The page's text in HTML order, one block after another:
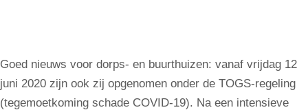
Goed nieuws voor dorps- en buurthuizen: vanaf vrijdag 12
juni 2020 zijn ook zij opgenomen onder de TOGS-regeling
(tegemoetkoming schade COVID-19). Na een intensieve